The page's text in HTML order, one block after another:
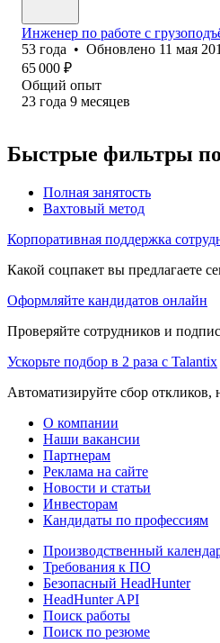
Инженер по работе с
53 года • Обновлено 11 мая
65 000 ₽
Общий опыт
23 года 9 месяцев
Быстрые фильтры
Полная занятость
Вахтовый метод
Корпоративная поддержка
Какой соцпакет вы предлагаете
Оформляйте кандидатов онлайн
Проверяйте сотрудников и
Ускорьте подбор в 2 раза с Talantix
Автоматизируйте сбор откликов,
О компании
Наши вакансии
Партнерам
Реклама на сайте
Новости и статьи
Инвесторам
Кандидаты по профессиям
Производственный
Требования к ПО
Безопасный HeadHunter
HeadHunter API
Поиск работы
Поиск по резюме